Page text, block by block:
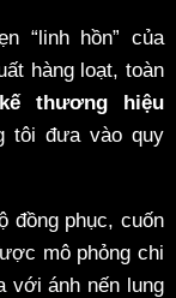
“linh hồn” của
hàng loạt, toàn
thương hiệu
tôi đưa vào quy
đồng phục, cuốn
mô phỏng chi
với ánh nến lung